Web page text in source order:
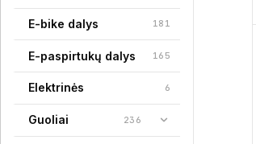
E-bike dalys 181
E-paspirtukų dalys 165
Elektrinės 6
Guoliai 236